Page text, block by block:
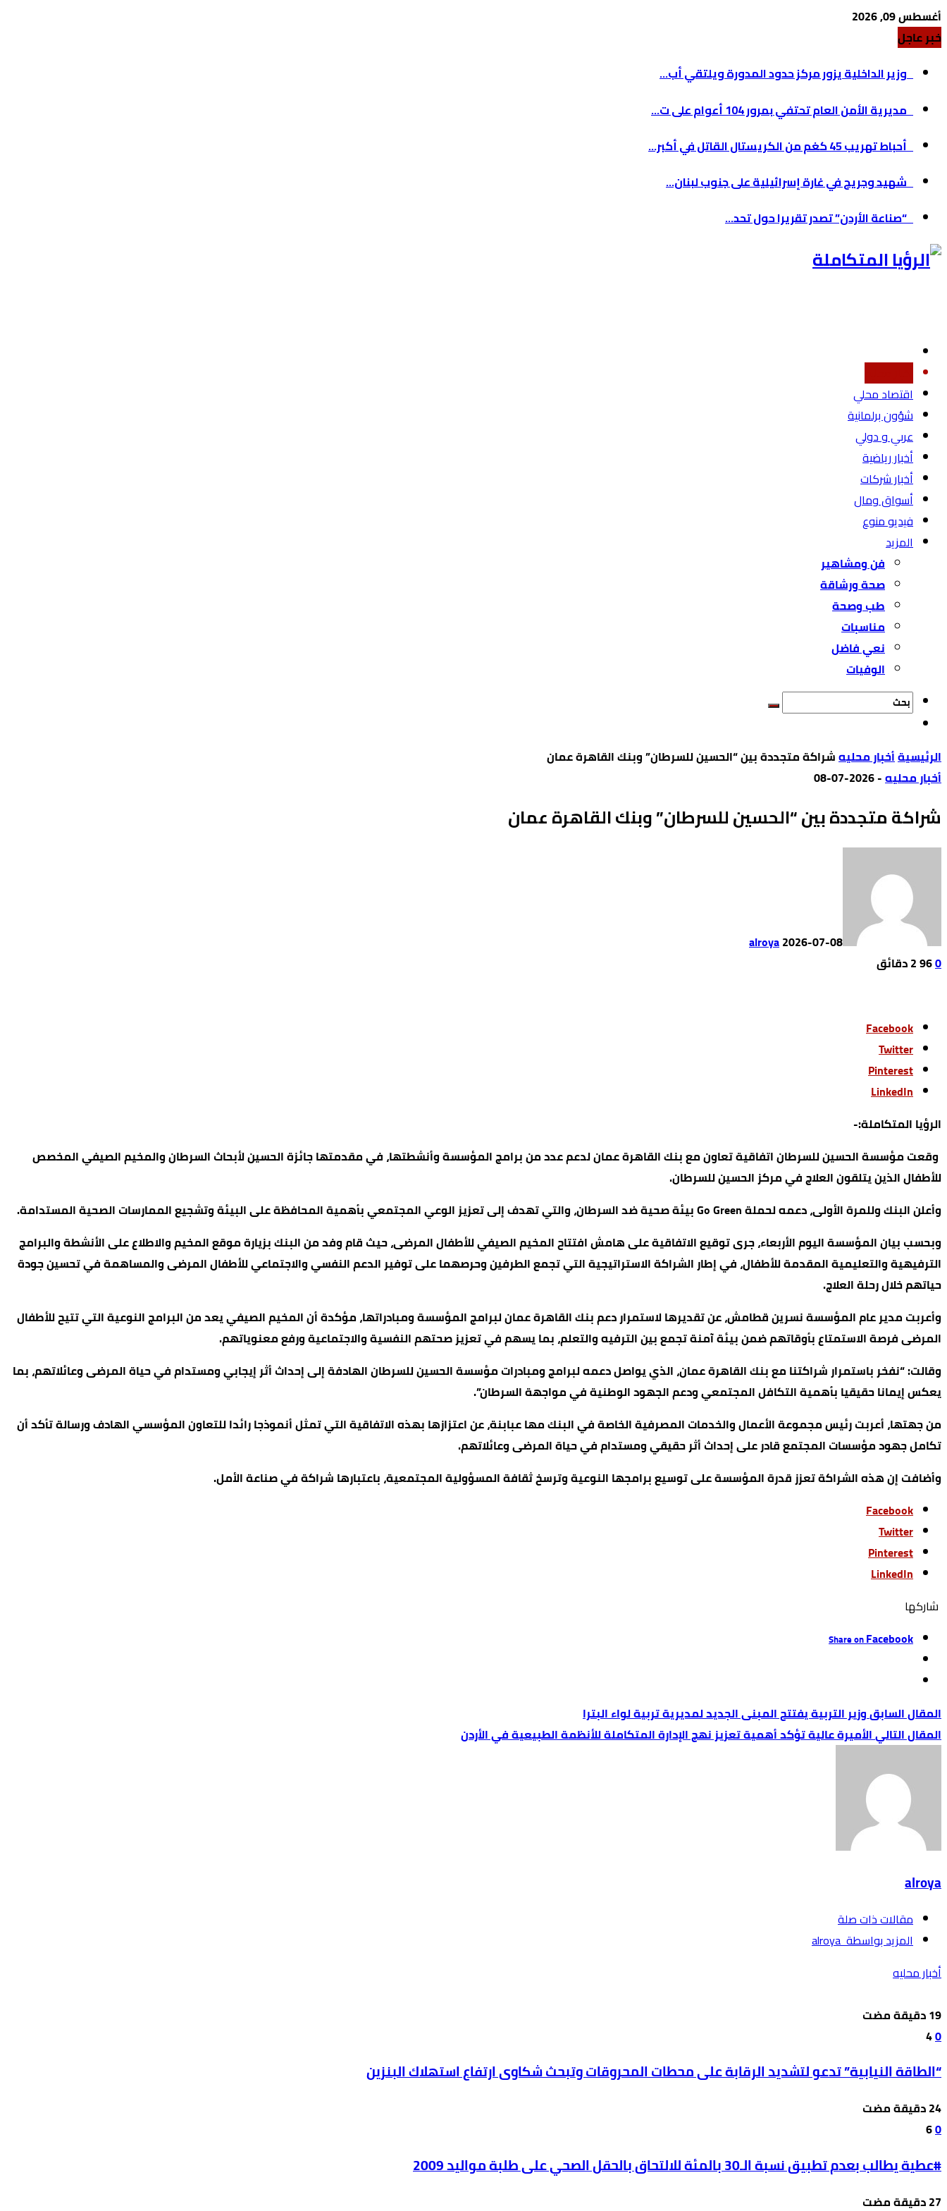
أغسطس 09, 2026
خبر عاجل
وزير الداخلية يزور مركز حدود المدورة ويلتقي أب...
مديرية الأمن العام تحتفي بمرور 104 أعوام على ت...
أحباط تهريب 45 كغم من الكريستال القاتل في أكبر...
شهيد وجريح في غارة إسرائيلية على جنوب لبنان...
“صناعة الأردن” تصدر تقريرا حول تحد...
اقتصاد محلي
شؤون برلمانية
عربي و دولي
أخبار رياضية
أخبار شركات
أسواق ومال
فيديو منوع
المزيد
فن ومشاهير
صحة ورشاقة
طب وصحة
مناسبات
نعي فاضل
الوفيات
‫الرئيسية‬أخبار محليهشراكة متجددة بين “الحسين للسرطان” وبنك القاهرة عمان
أخبار محليه-
2026-07-08
شراكة متجددة بين “الحسين للسرطان” وبنك القاهرة عمان
alroya2026-07-08
0
962 ‫دقائق‬
Facebook
Twitter
Pinterest
LinkedIn
الرؤيا المتكاملة:-
وقعت مؤسسة الحسين للسرطان اتفاقية تعاون مع بنك القاهرة عمان لدعم عدد من برامج المؤسسة وأنشطتها، في مقدمتها جائزة الحسين لأبحاث السرطان والمخيم الصيفي المخصص
للأطفال الذين يتلقون العلاج في مركز الحسين للسرطان.
وأعلن البنك وللمرة الأولى، دعمه لحملة Go Green بيئة صحية ضد السرطان، والتي تهدف إلى تعزيز الوعي المجتمعي بأهمية المحافظة على البيئة وتشجيع الممارسات الصحية المستدامة.
وبحسب بيان المؤسسة اليوم الأربعاء، جرى توقيع الاتفاقية على هامش افتتاح المخيم الصيفي للأطفال المرضى، حيث قام وفد من البنك بزيارة موقع المخيم والاطلاع على الأنشطة والبرامج
الترفيهية والتعليمية المقدمة للأطفال، في إطار الشراكة الاستراتيجية التي تجمع الطرفين وحرصهما على توفير الدعم النفسي والاجتماعي للأطفال المرضى والمساهمة في تحسين جودة
حياتهم خلال رحلة العلاج.
وأعربت مدير عام المؤسسة نسرين قطامش، عن تقديرها لاستمرار دعم بنك القاهرة عمان لبرامج المؤسسة ومبادراتها، مؤكدة أن المخيم الصيفي يعد من البرامج النوعية التي تتيح للأطفال
المرضى فرصة الاستمتاع بأوقاتهم ضمن بيئة آمنة تجمع بين الترفيه والتعلم، بما يسهم في تعزيز صحتهم النفسية والاجتماعية ورفع معنوياتهم.
وقالت: “نفخر باستمرار شراكتنا مع بنك القاهرة عمان، الذي يواصل دعمه لبرامج ومبادرات مؤسسة الحسين للسرطان الهادفة إلى إحداث أثر إيجابي ومستدام في حياة المرضى وعائلاتهم، بما
يعكس إيمانا حقيقيا بأهمية التكافل المجتمعي ودعم الجهود الوطنية في مواجهة السرطان”.
من جهتها، أعربت رئيس مجموعة الأعمال والخدمات المصرفية الخاصة في البنك مها عبابنة، عن اعتزازها بهذه الاتفاقية التي تمثل أنموذجا رائدا للتعاون المؤسسي الهادف ورسالة تأكد أن
تكامل جهود مؤسسات المجتمع قادر على إحداث أثر حقيقي ومستدام في حياة المرضى وعائلاتهم.
وأضافت إن هذه الشراكة تعزز قدرة المؤسسة على توسيع برامجها النوعية وترسخ ثقافة المسؤولية المجتمعية، باعتبارها شراكة في صناعة الأمل.
Facebook
Twitter
Pinterest
LinkedIn
‫‫ شاركها‬
Share onFacebook
وزير التربية يفتتح المبنى الجديد لمديرية تربية لواء البترا
الأميرة عالية تؤكد أهمية تعزيز نهج الإدارة المتكاملة للأنظمة الطبيعية في الأردن
alroya
‫مقالات ذات صلة‬
‫‫المزيد بواسطة‬ ‬ alroya
أخبار محليه
0
4
“الطاقة النيابية” تدعو لتشديد الرقابة على محطات المحروقات وتبحث شكاوى ارتفاع استهلاك البنزين
0
6
#عطية يطالب بعدم تطبيق نسبة الـ30 بالمئة للالتحاق بالحقل الصحي على طلبة مواليد 2009